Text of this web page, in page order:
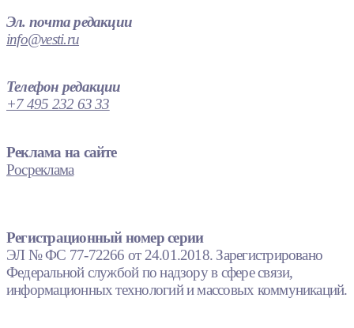
Эл. почта редакции
info@vesti.ru
Телефон редакции
+7 495 232 63 33
Реклама на сайте
Росреклама
Регистрационный номер серии
ЭЛ № ФС 77-72266 от 24.01.2018. Зарегистрировано
Федеральной службой по надзору в сфере связи,
информационных технологий и массовых коммуникаций.